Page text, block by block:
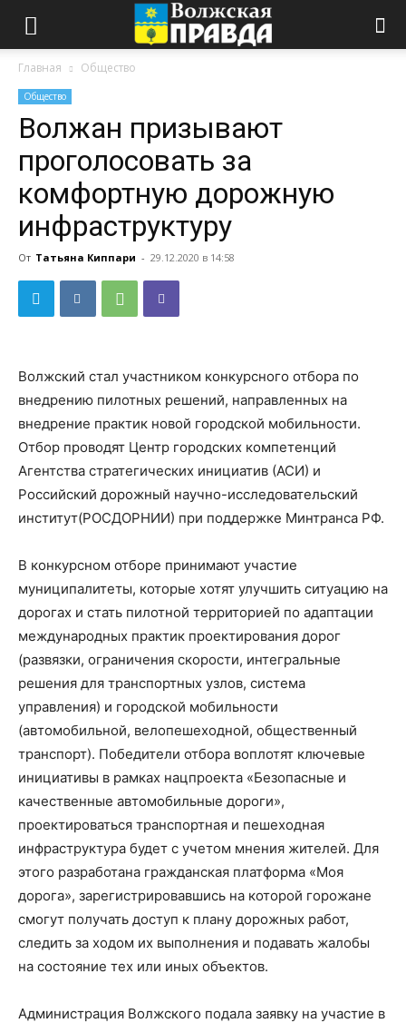
Главная Общество
Общество
Волжан призывают
проголосовать за
комфортную дорожную
инфраструктуру
От Татьяна Киппари - 29.12.2020 в 14:58
Волжский стал участником конкурсного отбора по
внедрению пилотных решений, направленных на
внедрение практик новой городской мобильности.
Отбор проводят Центр городских компетенций
Агентства стратегических инициатив (АСИ) и
Российский дорожный научно-исследовательский
институт(РОСДОРНИИ) при поддержке Минтранса РФ.
В конкурсном отборе принимают участие
муниципалитеты, которые хотят улучшить ситуацию на
дорогах и стать пилотной территорией по адаптации
международных практик проектирования дорог
(развязки, ограничения скорости, интегральные
решения для транспортных узлов, система
управления) и городской мобильности
(автомобильной, велопешеходной, общественный
транспорт). Победители отбора воплотят ключевые
инициативы в рамках нацпроекта «Безопасные и
качественные автомобильные дороги»,
проектироваться транспортная и пешеходная
инфраструктура будет с учетом мнения жителей. Для
этого разработана гражданская платформа «Моя
дорога», зарегистрировавшись на которой горожане
смогут получать доступ к плану дорожных работ,
следить за ходом их выполнения и подавать жалобы
на состояние тех или иных объектов.
Администрация Волжского подала заявку на участие в